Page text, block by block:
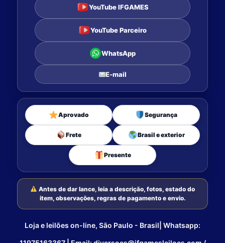
YouTube IFGAMES
YouTube Parceiro
WhatsApp
E-mail
Aprovado Segurança
Frete Brasil e exterior
Presente
Antes de dar lance, leia a descrição, fotos, estado do
item, observações, regras de pagamento e envio.
Loja e leilões on-line, São Paulo - Brasil| Whatsapp: